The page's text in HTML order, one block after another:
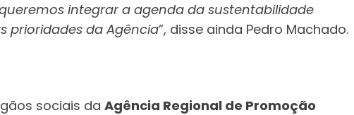
integrar a agenda da sustentabilidade
prioridades da Agência”, disse ainda Pedro Machado.
sociais da Agência Regional de Promoção